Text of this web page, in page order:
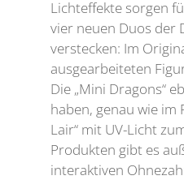
Lichteffekte sorgen
vier neuen Duos der
verstecken: Im
ausgearbeiteten
Die „Mini Dragons“
haben, genau wie im
Lair“ mit UV-Licht
Produkten gibt es
interaktiven